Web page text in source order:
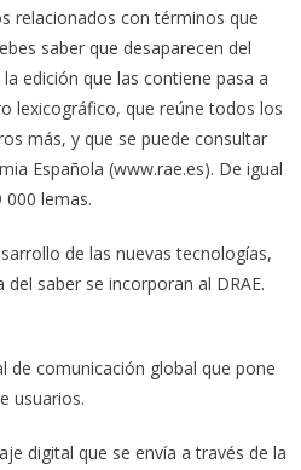
relacionados con términos que
saber que desaparecen del
edición que las contiene pasa a
lexicográfico, que reúne todos los
más, y que se puede consultar
Española (www.rae.es). De igual
lemas.
de las nuevas tecnologías,
saber se incorporan al DRAE.
de comunicación global que pone
usuarios.
digital que se envía a través de la